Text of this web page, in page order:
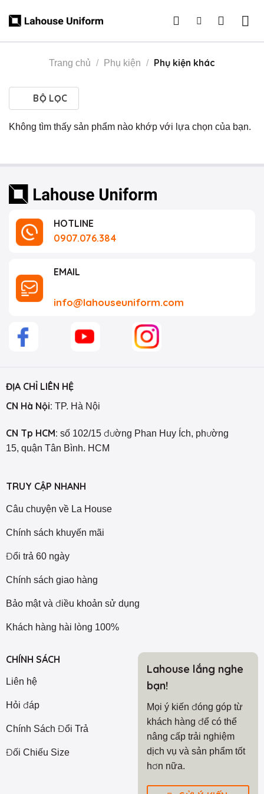
Trang chủ / Phụ kiện / Phụ kiện khác
BỘ LỌC
Không tìm thấy sản phẩm nào khớp với lựa chọn của bạn.
HOTLINE
0907.076.384
EMAIL
info@lahouseuniform.com
ĐỊA CHỈ LIÊN HỆ
CN Hà Nội: TP. Hà Nội
CN Tp HCM: số 102/15 đường Phan Huy Ích, phường
15, quận Tân Bình. HCM
TRUY CẬP NHANH
Câu chuyện về La House
Chính sách khuyến mãi
Đổi trả 60 ngày
Chính sách giao hàng
Bảo mật và điều khoản sử dụng
Khách hàng hài lòng 100%
CHÍNH SÁCH
Liên hệ
Hỏi đáp
Chính Sách Đổi Trả
Đối Chiếu Size
Lahouse lắng nghe
bạn!
Mọi ý kiến đóng góp từ
khách hàng để có thể
nâng cấp trải nghiệm
dịch vụ và sản phẩm tốt
hơn nữa.